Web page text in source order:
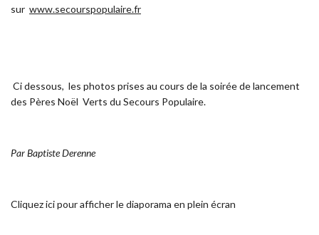
sur www.secourspopulaire.fr
Ci dessous, les photos prises au cours de la soirée de lancement
des Pères Noël Verts du Secours Populaire.
Par Baptiste Derenne
Cliquez ici pour afficher le diaporama en plein écran